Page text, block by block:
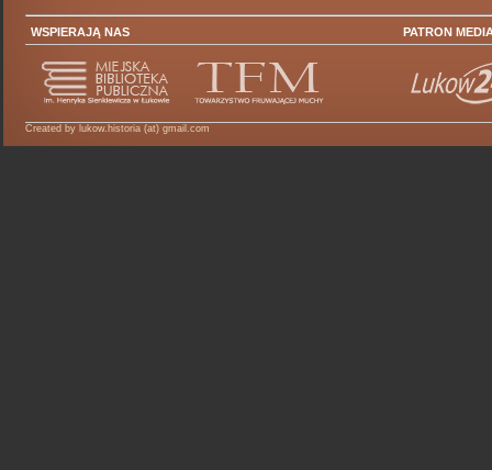
WSPIERAJĄ NAS PATRON
Created by lukow.historia (at) gmail.com